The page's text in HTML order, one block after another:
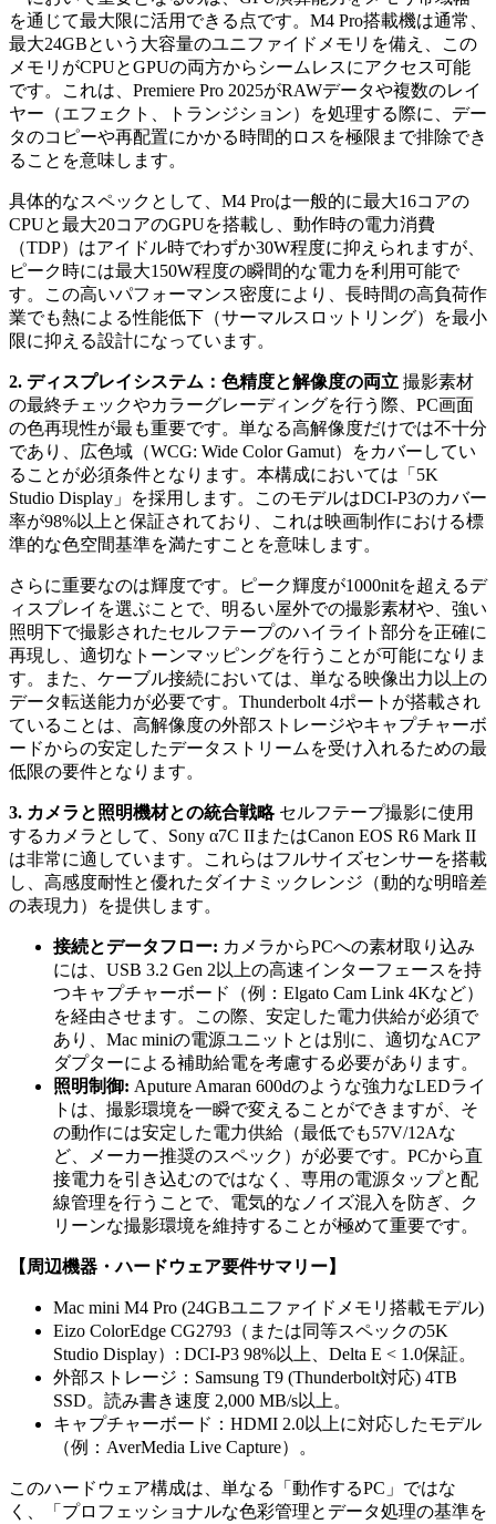
を通じて最大限に活用できる点です。M4 Pro搭載機は通常、
最大24GBという大容量のユニファイドメモリを備え、この
メモリがCPUとGPUの両方からシームレスにアクセス可能
です。これは、Premiere Pro 2025がRAWデータや複数のレイ
ヤー（エフェクト、トランジション）を処理する際に、デー
タのコピーや再配置にかかる時間的ロスを極限まで排除でき
ることを意味します。
具体的なスペックとして、M4 Proは一般的に最大16コアの
CPUと最大20コアのGPUを搭載し、動作時の電力消費
（TDP）はアイドル時でわずか30W程度に抑えられますが、
ピーク時には最大150W程度の瞬間的な電力を利用可能で
す。この高いパフォーマンス密度により、長時間の高負荷作
業でも熱による性能低下（サーマルスロットリング）を最小
限に抑える設計になっています。
2. ディスプレイシステム：色精度と解像度の両立 撮影素材
の最終チェックやカラーグレーディングを行う際、PC画面
の色再現性が最も重要です。単なる高解像度だけでは不十分
であり、広色域（WCG: Wide Color Gamut）をカバーしてい
ることが必須条件となります。本構成においては「5K
Studio Display」を採用します。このモデルはDCI-P3のカバー
率が98%以上と保証されており、これは映画制作における標
準的な色空間基準を満たすことを意味します。
さらに重要なのは輝度です。ピーク輝度が1000nitを超えるデ
ィスプレイを選ぶことで、明るい屋外での撮影素材や、強い
照明下で撮影されたセルフテープのハイライト部分を正確に
再現し、適切なトーンマッピングを行うことが可能になりま
す。また、ケーブル接続においては、単なる映像出力以上の
データ転送能力が必要です。Thunderbolt 4ポートが搭載され
ていることは、高解像度の外部ストレージやキャプチャーボ
ードからの安定したデータストリームを受け入れるための最
低限の要件となります。
3. カメラと照明機材との統合戦略セルフテープ撮影に使用
するカメラとして、Sony α7C IIまたはCanon EOS R6 Mark II
は非常に適しています。これらはフルサイズセンサーを搭載
し、高感度耐性と優れたダイナミックレンジ（動的な明暗差
の表現力）を提供します。
接続とデータフロー: カメラからPCへの素材取り込み
には、USB 3.2 Gen 2以上の高速インターフェースを持
つキャプチャーボード（例：Elgato Cam Link 4Kなど）
を経由させます。この際、安定した電力供給が必須で
あり、Mac miniの電源ユニットとは別に、適切なACア
ダプターによる補助給電を考慮する必要があります。
照明制御: Aputure Amaran 600dのような強力なLEDライ
トは、撮影環境を一瞬で変えることができますが、そ
の動作には安定した電力供給（最低でも57V/12Aな
ど、メーカー推奨のスペック）が必要です。PCから直
接電力を引き込むのではなく、専用の電源タップと配
線管理を行うことで、電気的なノイズ混入を防ぎ、ク
リーンな撮影環境を維持することが極めて重要です。
【周辺機器・ハードウェア要件サマリー】
Mac mini M4 Pro (24GBユニファイドメモリ搭載モデル)
Eizo ColorEdge CG2793（または同等スペックの5K
Studio Display）: DCI-P3 98%以上、Delta E < 1.0保証。
外部ストレージ：Samsung T9 (Thunderbolt対応) 4TB
SSD。読み書き速度 2,000 MB/s以上。
キャプチャーボード：HDMI 2.0以上に対応したモデル
（例：AverMedia Live Capture）。
このハードウェア構成は、単なる「動作するPC」ではな
く、「プロフェッショナルな色彩管理とデータ処理の基準を